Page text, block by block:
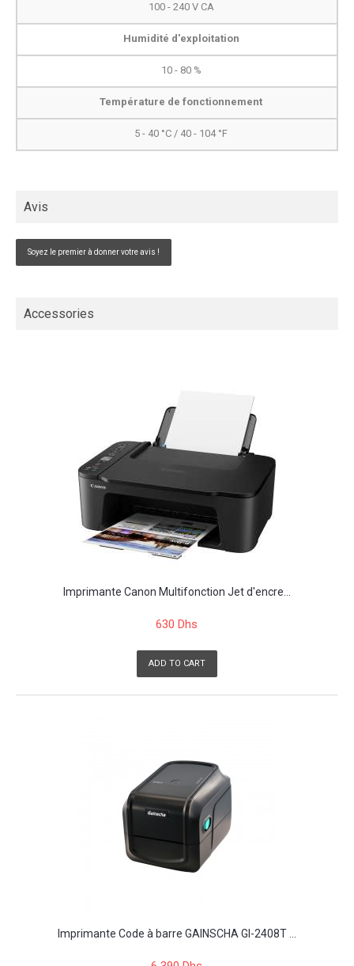
100 - 240 V CA
Humidité d'exploitation
10 - 80 %
Température de fonctionnement
5 - 40 °C / 40 - 104 °F
Avis
Soyez le premier à donner votre avis !
Accessories
Imprimante Canon Multifonction Jet d'encre...
630 Dhs
ADD TO CART
Imprimante Code à barre GAINSCHA GI-2408T ...